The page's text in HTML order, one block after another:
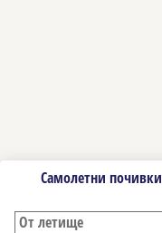
Самолетни почивки
От летище